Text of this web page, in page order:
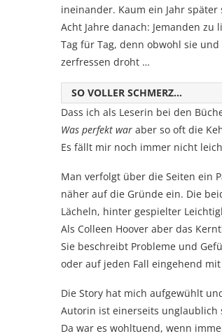
ineinander. Kaum ein Jahr
Acht Jahre danach: Jemanden
Tag für Tag, denn obwohl sie
zerfressen droht …
SO VOLLER SCHMERZ…
Dass ich als Leserin bei den
Was perfekt war aber so oft die
Es fällt mir noch immer nicht
Man verfolgt über die Seiten ein
näher auf die Gründe ein. Die
Lächeln, hinter gespielter
Als Colleen Hoover aber das
Sie beschreibt Probleme und
oder auf jeden Fall eingehend
Die Story hat mich aufgewühlt
Autorin ist einerseits unglaublich
Da war es wohltuend, wenn